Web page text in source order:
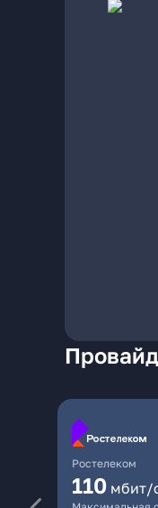
Ростелеком
110 мбит/